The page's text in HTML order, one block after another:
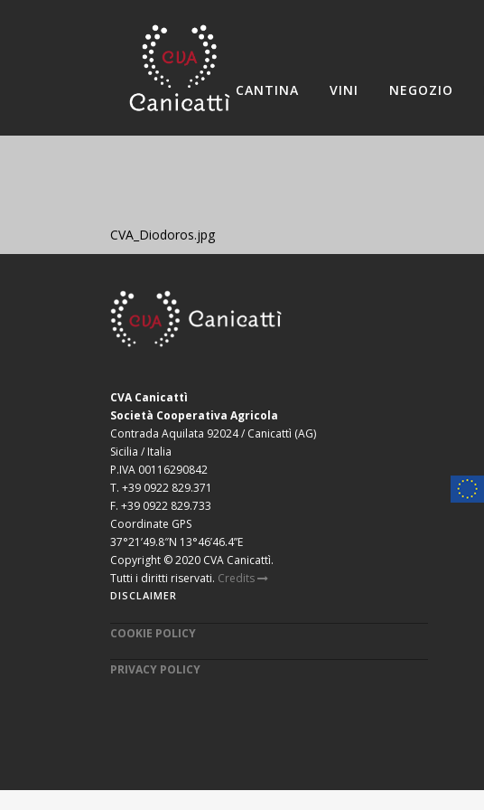
CANTINA VINI NEGOZIO
CVA_Diodoros.jpg
CVA Canicattì
Società Cooperativa Agricola
Contrada Aquilata 92024 / Canicattì (AG)
Sicilia / Italia
P.IVA 00116290842
T. +39 0922 829.371
F. +39 0922 829.733
Coordinate GPS
37°21’49.8″N 13°46’46.4”E
Copyright © 2020 CVA Canicattì.
Tutti i diritti riservati. Credits
DISCLAIMER
COOKIE POLICY
PRIVACY POLICY